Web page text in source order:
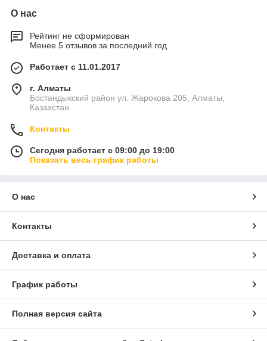
О нас
Рейтинг не сформирован
Менее 5 отзывов за последний год
Работает с 11.01.2017
г. Алматы
Бостандыкский район ул. Жарокова 205, Алматы,
Казахстан
Контакты
Сегодня работает с 09:00 до 19:00
Показать весь график работы
О нас
Контакты
Доставка и оплата
График работы
Полная версия сайта